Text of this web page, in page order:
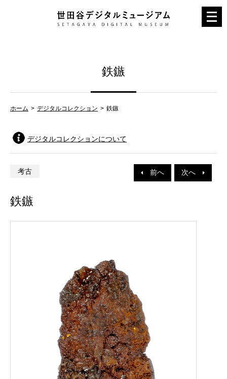
メ
ニ
鉄鏃
ホーム デジタルコレクション 鉄鏃
デジタルコレクションについて
前へ 次へ
考古
鉄鏃